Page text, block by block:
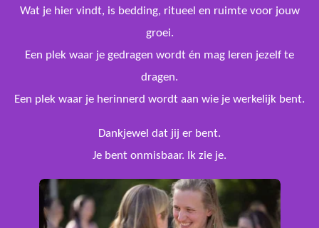
Wat je hier vindt, is bedding, ritueel en ruimte voor jouw
groei.
Een plek waar je gedragen wordt én mag leren jezelf te
dragen.
Een plek waar je herinnerd wordt aan wie je werkelijk bent.
Dankjewel dat jij er bent.
Je bent onmisbaar. Ik zie je.